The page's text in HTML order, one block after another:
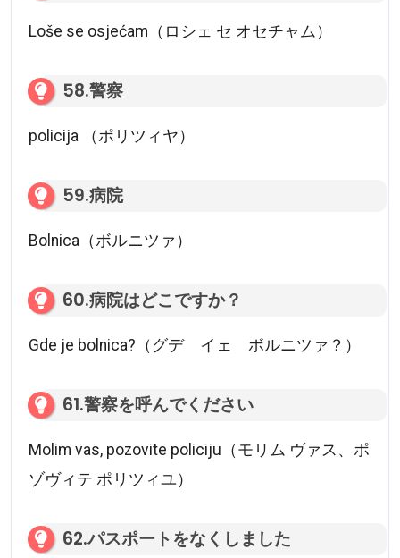
Loše se osjećam（ロシェ セ オセチャム）
58.警察
policija （ポリツィヤ）
59.病院
Bolnica（ボルニツァ）
60.病院はどこですか？
Gde je bolnica?（グデ イェ ボルニツァ？）
61.警察を呼んでください
Molim vas, pozovite policiju（モリム ヴァス、ポ
ゾヴィテ ポリツィユ）
62.パスポートをなくしました